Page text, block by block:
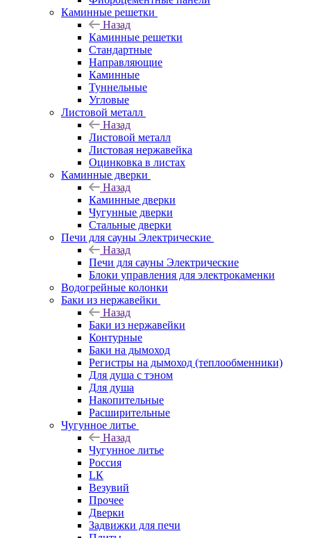
Каминные решетки
Назад
Каминные решетки
Стандартные
Направляющие
Каминные
Туннельные
Угловые
Листовой металл
Назад
Листовой металл
Листовая нержавейка
Оцинковка в листах
Каминные дверки
Назад
Каминные дверки
Чугунные дверки
Стальные дверки
Печи для сауны Электрические
Назад
Печи для сауны Электрические
Блоки управления для электрокаменки
Водогрейные колонки
Баки из нержавейки
Назад
Баки из нержавейки
Контурные
Баки на дымоход
Регистры на дымоход (теплообменники)
Для душа с тэном
Для душа
Накопительные
Расширительные
Чугунное литье
Назад
Чугунное литье
Россия
LК
Везувий
Прочее
Дверки
Задвижки для печи